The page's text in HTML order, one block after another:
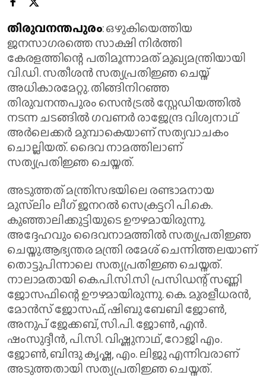
തിരുവനന്തപുരം: ഒഴുകിയെത്തിയ
ജനസാഗരത്തെ സാക്ഷി നിർത്തി
കേരളത്തിന്റെ പതിമൂന്നാമത് മുഖ്യമന്ത്രിയായി
വി.ഡി. സതീശൻ സത്യപ്രതിജ്ഞ ചെയ്ത്
അധികാരമേറ്റു. തിങ്ങിനിറഞ്ഞ
തിരുവനന്തപുരം സെൻട്രൽ സ്റ്റേഡിയത്തിൽ
നടന്ന ചടങ്ങിൽ ഗവണർ രാജേന്ദ്ര വിശ്വനാഥ്
അർലെക്കർ മുമ്പാകെയാണ് സത്യവാചകം
ചൊല്ലിയത്. ദൈവ നാമത്തിലാണ്
സത്യപ്രതിജ്ഞ ചെയ്തത്.
അടുത്തത് മന്ത്രിസഭയിലെ രണ്ടാമനായ
മുസ്‍ലിം ലീഗ് ജനറൽ സെക്രട്ടറി പി.കെ.
കുഞ്ഞാലിക്കുട്ടിയുടെ ഊഴമായിരുന്നു.
അദ്ദേഹവും ദൈവനാമത്തിൽ സത്യപ്രതിജ്ഞ
ചെയ്തു.ആഭ്യന്തര മന്ത്രി രമേശ് ചെന്നിത്തലയാണ്
തൊട്ടുപിന്നാലെ സത്യപ്രതിജ്ഞ ചെയ്തത്.
നാലാമതായി കെ.പി.സി.സി പ്രസിഡന്റ് സണ്ണി
ജോസഫിന്റെ ഊഴമായിരുന്നു. കെ. മുരളീധരൻ,
മോൻസ് ജോസഫ്, ഷിബു ബേബി​ ജോൺ,
അനുപ് ജേക്കബ്, സി.പി. ജോൺ, എൻ.
ഷംസുദ്ദീൻ, പി.സി. വിഷ്ണുനാഥ്, റോജി എം.
ജോൺ, ബിന്ദു കൃഷ്ണ, എം. ലിജു എന്നിവരാണ്
അടുത്തതായി സത്യപ്രതിജ്ഞ ചെയ്തത്.